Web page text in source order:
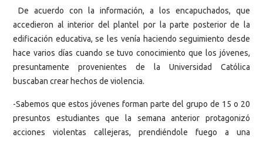
De acuerdo con la información, a los encapuchados, que
accedieron al interior del plantel por la parte posterior de la
edificación educativa, se les venía haciendo seguimiento desde
hace varios días cuando se tuvo conocimiento que los jóvenes,
presuntamente provenientes de la Universidad Católica
buscaban crear hechos de violencia.
-Sabemos que estos jóvenes forman parte del grupo de 15 o 20
presuntos estudiantes que la semana anterior protagonizó
acciones violentas callejeras, prendiéndole fuego a una